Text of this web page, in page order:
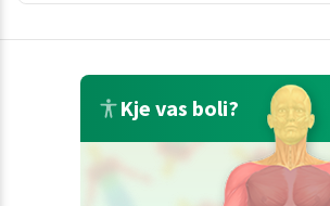
Kje vas boli?